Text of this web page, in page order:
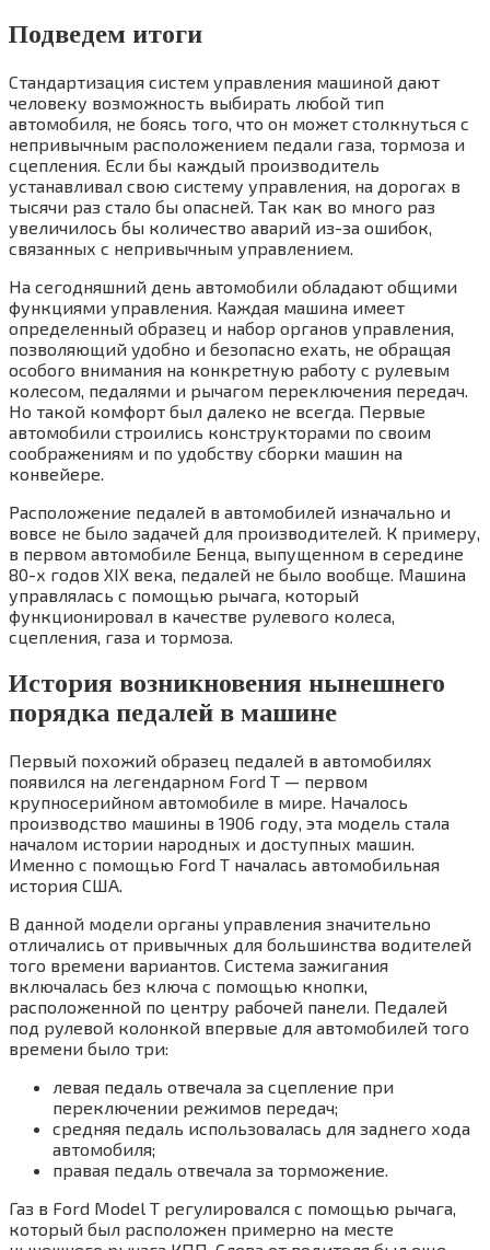
Подведем итоги
Стандартизация систем управления машиной дают
человеку возможность выбирать любой тип
автомобиля, не боясь того, что он может столкнуться с
непривычным расположением педали газа, тормоза и
сцепления. Если бы каждый производитель
устанавливал свою систему управления, на дорогах в
тысячи раз стало бы опасней. Так как во много раз
увеличилось бы количество аварий из-за ошибок,
связанных с непривычным управлением.
На сегодняшний день автомобили обладают общими
функциями управления. Каждая машина имеет
определенный образец и набор органов управления,
позволяющий удобно и безопасно ехать, не обращая
особого внимания на конкретную работу с рулевым
колесом, педалями и рычагом переключения передач.
Но такой комфорт был далеко не всегда. Первые
автомобили строились конструкторами по своим
соображениям и по удобству сборки машин на
конвейере.
Расположение педалей в автомобилей изначально и
вовсе не было задачей для производителей. К примеру,
в первом автомобиле Бенца, выпущенном в середине
80-х годов XIX века, педалей не было вообще. Машина
управлялась с помощью рычага, который
функционировал в качестве рулевого колеса,
сцепления, газа и тормоза.
История возникновения нынешнего
порядка педалей в машине
Первый похожий образец педалей в автомобилях
появился на легендарном Ford T — первом
крупносерийном автомобиле в мире. Началось
производство машины в 1906 году, эта модель стала
началом истории народных и доступных машин.
Именно с помощью Ford T началась автомобильная
история США.
В данной модели органы управления значительно
отличались от привычных для большинства водителей
того времени вариантов. Система зажигания
включалась без ключа с помощью кнопки,
расположенной по центру рабочей панели. Педалей
под рулевой колонкой впервые для автомобилей того
времени было три:
левая педаль отвечала за сцепление при
переключении режимов передач;
средняя педаль использовалась для заднего хода
автомобиля;
правая педаль отвечала за торможение.
Газ в Ford Model T регулировался с помощью рычага,
который был расположен примерно на месте